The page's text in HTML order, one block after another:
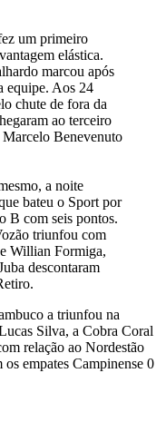
um primeiro
elástica.
marcou após
equipe. Aos 24
chute de fora da
ao terceiro
Benevenuto
a noite
bateu o Sport por
B com seis pontos.
triunfou com
Willian Formiga,
descontaram
a triunfou na
Silva, a Cobra Coral
relação ao Nordestão
empates Campinense 0